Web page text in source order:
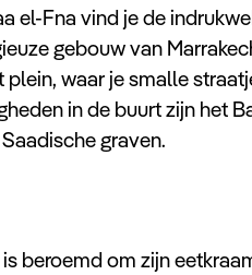
el-Fna vind je de
gebouw van
plein, waar je smalle
in de buurt zijn het
graven.
beroemd om zijn